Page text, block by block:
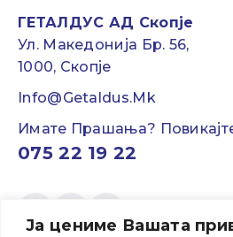
Ја цениме Вашата
ГЕТАЛДУС АД Скопје
Ул. Македонија Бр. 56,
1000, Скопје
Info@getaldus.mk
Имате Прашања?
075 22 19 22